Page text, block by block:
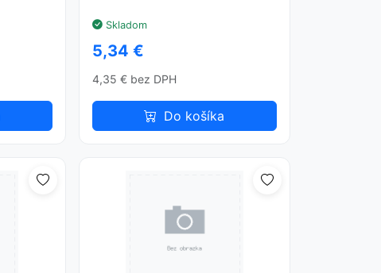
Skladom
5,34 €
4,35 € bez DPH
Do košíka